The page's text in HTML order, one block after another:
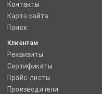
Контакты
Карта сайта
Поиск
Клиентам
Реквизиты
Сертификаты
Прайс-листы
Производители